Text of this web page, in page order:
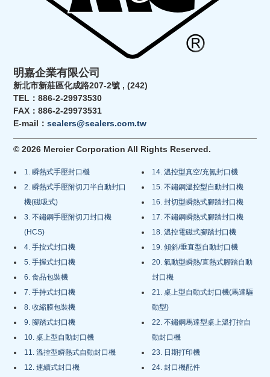
明嘉企業有限公司
新北市新莊區化成路207-2號 , (242)
TEL：886-2-29973530
FAX：886-2-29973531
E-mail：sealers@sealers.com.tw
© 2026 Mercier Corporation All Rights Reserved.
1. 瞬熱式手壓封口機
2. 瞬熱式手壓附切刀半自動封口
機(磁吸式)
3. 不鏽鋼手壓附切刀封口機
(HCS)
4. 手按式封口機
5. 手握式封口機
6. 食品包裝機
7. 手持式封口機
8. 收縮膜包裝機
9. 腳踏式封口機
10. 桌上型自動封口機
11. 溫控型瞬熱式自動封口機
12. 連續式封口機
14. 溫控型真空/充氮封口機
15. 不鏽鋼溫控型自動封口機
16. 封切型瞬熱式腳踏封口機
17. 不鏽鋼瞬熱式腳踏封口機
18. 溫控電磁式腳踏封口機
19. 傾斜/垂直型自動封口機
20. 氣動型瞬熱/直熱式腳踏自動
封口機
21. 桌上型自動式封口機(馬達驅
動型)
22. 不鏽鋼馬達型桌上溫打控自
動封口機
23. 日期打印機
24. 封口機配件